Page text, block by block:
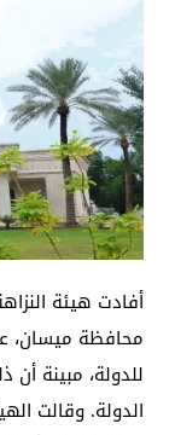
أفادت هيئة
محافظة ميسان،
للدولة، مبينة
الدولة. وقالت